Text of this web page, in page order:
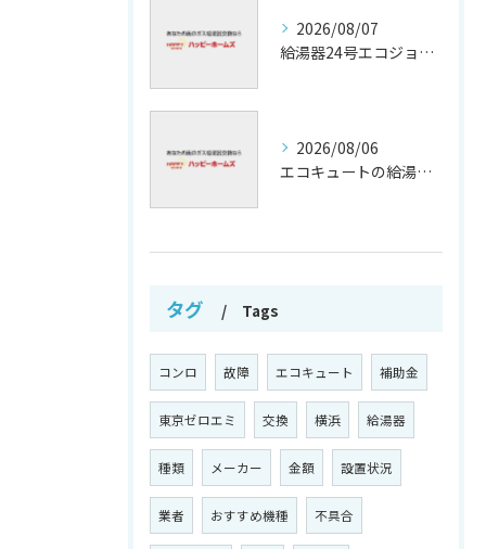
2026/08/07
給湯器24号エコジョーズの省エネ技術解説
2026/08/06
エコキュートの給湯効率と省エネ効果
タグ Tags
コンロ 故障 エコキュート 補助金
東京ゼロエミ 交換 横浜 給湯器
種類 メーカー 金額 設置状況
業者 おすすめ機種 不具合